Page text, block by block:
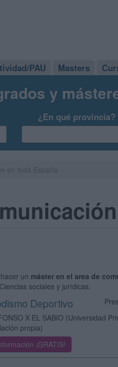
PAU Masters
y
¿En qué provincia?
un máster en el area de
sociales y jurídicas.
Deportivo
X EL SABIO (Universidad
propia)
¡GRATIS!